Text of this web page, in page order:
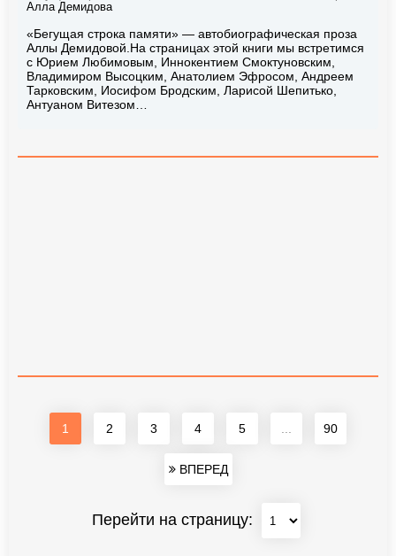
Алла Демидова
«Бегущая строка памяти» — автобиографическая проза
Аллы Демидовой.На страницах этой книги мы встретимся
с Юрием Любимовым, Иннокентием Смоктуновским,
Владимиром Высоцким, Анатолием Эфросом, Андреем
Тарковским, Иосифом Бродским, Ларисой Шепитько,
Антуаном Витезом…
1 2 3 4 5 90
ВПЕРЕД
Перейти на страницу: